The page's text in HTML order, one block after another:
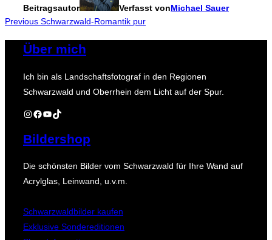
Beitragsautor Verfasst vonMichael Sauer
Beitragsnavigation
Previous
Previous Schwarzwald-Romantik pur
Über mich
Ich bin als Landschaftsfotograf in den Regionen
Schwarzwald und Oberrhein dem Licht auf der Spur.
Instagram
Facebook
YouTube
TikTok
Bildershop
Die schönsten Bilder vom Schwarzwald für Ihre Wand auf
Acrylglas, Leinwand, u.v.m.
Schwarzwaldbilder kaufen
Exklusive Sondereditionen